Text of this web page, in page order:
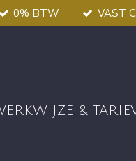
0% BTW VAST
&